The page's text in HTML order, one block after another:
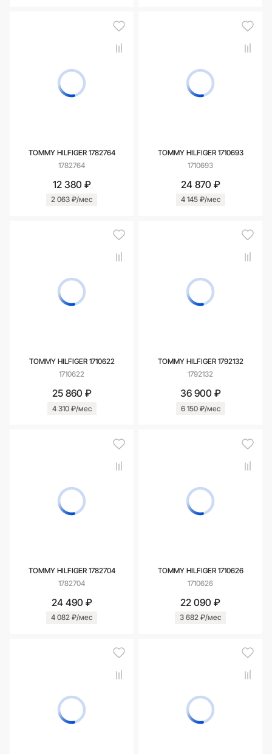
TOMMY HILFIGER 1782764
1782764
12 380 ₽
2 063 ₽/мес
TOMMY HILFIGER 1710693
1710693
24 870 ₽
4 145 ₽/мес
TOMMY HILFIGER 1710622
1710622
25 860 ₽
4 310 ₽/мес
TOMMY HILFIGER 1792132
1792132
36 900 ₽
6 150 ₽/мес
TOMMY HILFIGER 1782704
1782704
24 490 ₽
4 082 ₽/мес
TOMMY HILFIGER 1710626
1710626
22 090 ₽
3 682 ₽/мес